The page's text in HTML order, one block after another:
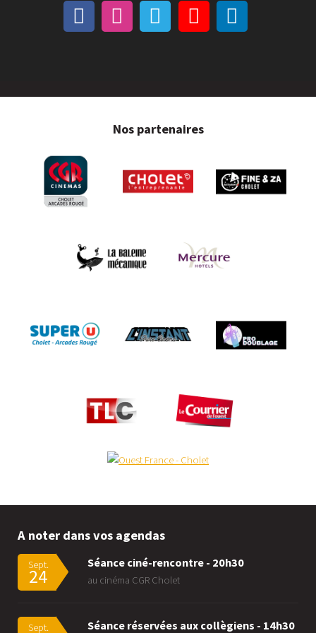
Nos partenaires
A noter dans vos agendas
Sept.
24
Séance ciné-rencontre - 20h30
au cinéma CGR Cholet
Sept. Séance réservées aux collègiens - 14h30